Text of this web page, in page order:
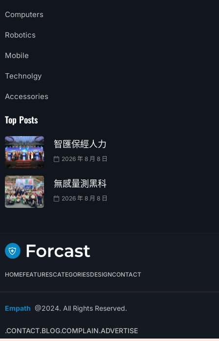
Computers
Robotics
Mobile
Technolgy
Accessories
Top Posts
智匯保經人力
2026 年 8 月 8 日
無感量測黑科
2026 年 8 月 8 日
HOMEFEATURESCATEGORIESDESIGNCONTACT
Empath @2024. All Rights Reserved.
.CONTACT.BLOG.COMPLAIN.ADVERTISE